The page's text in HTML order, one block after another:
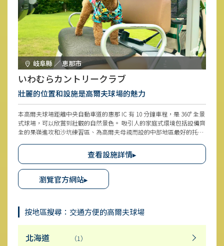
岐阜縣 ／ 恵那市
いわむらカントリークラブ
壯麗的位置和設施是高爾夫球場的魅力
本高爾夫球場距離中央自動車道的惠那 IC 有 10 分鐘車程，是 360° 全景
式球場，可以欣賞到壯觀的自然景色。 吸引人的家庭式環境包括設備齊
全的果嶺進攻和沙坑練習區、為高爾夫母親而設的中部地區最好的托兒
的可能性。 打完高爾夫球後，可到惠那市觀光。
查看設施詳情▸
瀏覽官方網站▸
按地區搜尋：交通方便的高爾夫球場
北海道 （1）